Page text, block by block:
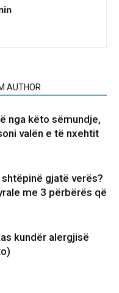
AUTHOR
nga këto sëmundje,
valën e të nxehtit
gjatë verës?
me 3 përbërës që
kundër alergjisë